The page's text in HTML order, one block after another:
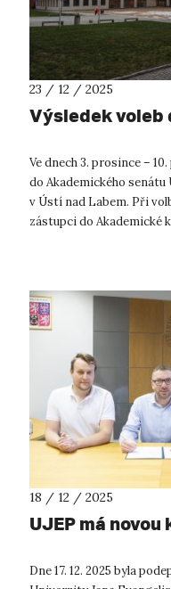
23 / 12 / 2025
Výsledek voleb
Ve dnech 3. prosince –
do Akademického
v Ústí nad Labem. Při
zástupci do Akademické
18 / 12 / 2025
UJEP má
Dne 17. 12. 2025 byla